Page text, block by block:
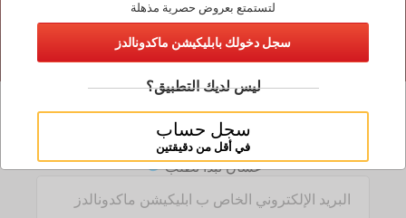
لتستمتع بعروض حصرية مذهلة
سجل دخولك بابليكيشن ماكدونالدز
ليس لديك التطبيق؟
سجل حساب
في أقل من دقيقتين
طريقة دخول جديدة لماك ديليفيري
سجل دخولك من نفس حساب ابليكيشن ماكدونالدز
عشان تبدأ تطلب
Input: